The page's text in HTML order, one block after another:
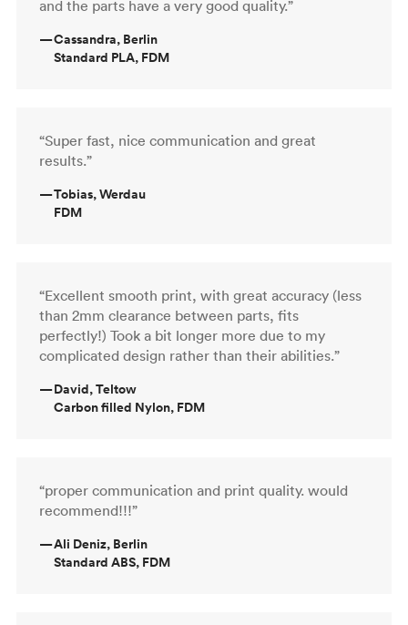
and the parts have a very good quality.”
—Cassandra, Berlin
Standard PLA, FDM
“Super fast, nice communication and great
results.”
—Tobias, Werdau
FDM
“Excellent smooth print, with great accuracy (less
than 2mm clearance between parts, fits
perfectly!) Took a bit longer more due to my
complicated design rather than their abilities.”
—David, Teltow
Carbon filled Nylon, FDM
“proper communication and print quality. would
recommend!!!”
—Ali Deniz, Berlin
Standard ABS, FDM